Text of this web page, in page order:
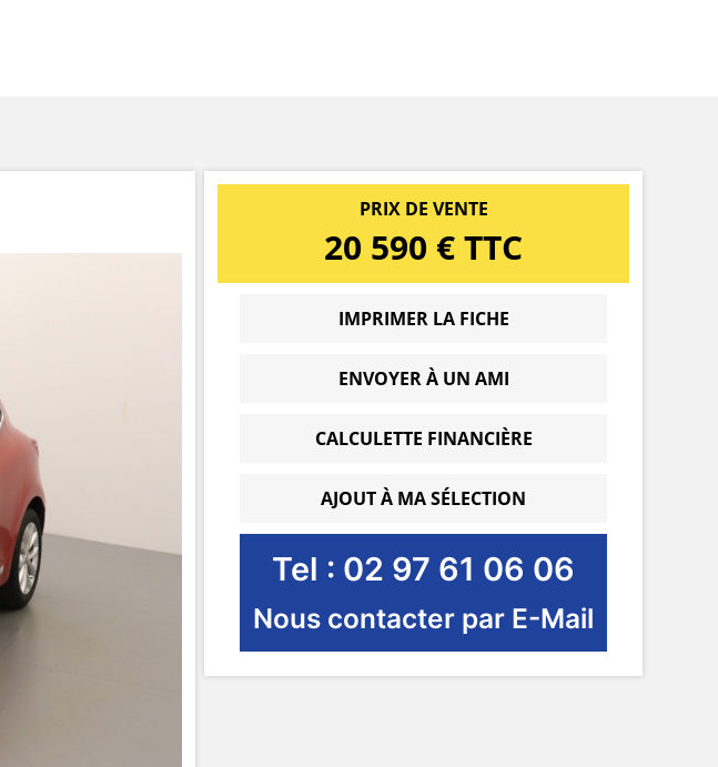
PRIX DE VENTE
20 590 € TTC
IMPRIMER LA FICHE
ENVOYER À UN AMI
CALCULETTE FINANCIÈRE
AJOUT À MA SÉLECTION
Tel : 02 97 61 06 06
Nous contacter par E-Mail